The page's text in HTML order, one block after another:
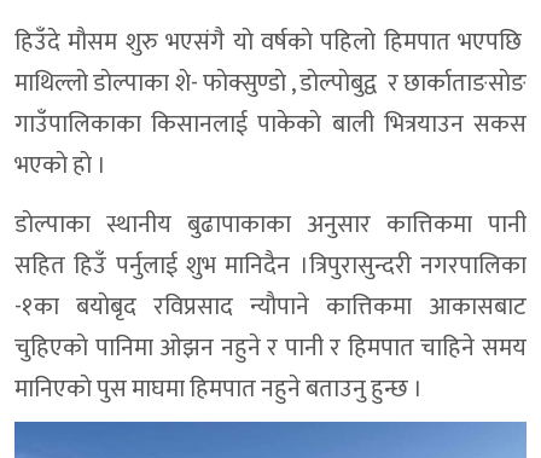
हिउँदे माैसम शुरु भएसंगै याे वर्षकाे पहिलाे हिमपात भएपछि
माथिल्लो डाेल्पाका शे- फाेक्सुण्डाे , डाेल्पाेबुद्व र छार्काताङसाेङ
गाउँपालिकाका किसानलाई पाकेकाे बाली भित्रयाउन सकस
भएकाे हाे ।
डाेल्पाका स्थानीय बुढापाकाका अनुसार कात्तिकमा पानी
सहित हिउँ पर्नुलाई शुभ मानिदैन ।त्रिपुरासुन्दरी नगरपालिका
-१का बयाेबृद रविप्रसाद न्याैपाने कात्तिकमा आकासबाट
चुहिएकाे पानिमा ओझन नहुने र पानी र हिमपात चाहिने समय
मानिएकाे पुस माघमा हिमपात नहुने बताउनु हुन्छ ।